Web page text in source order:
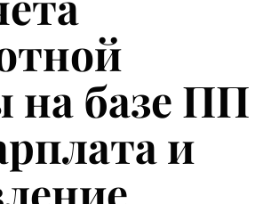
на базе ПП
и